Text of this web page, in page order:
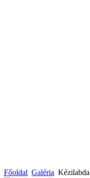
Főoldal Galéria Kézilabda